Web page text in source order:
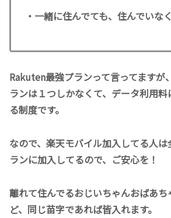
・一緒に住んでても、住んでいな
Rakuten最強プランって言ってますが
ランは１つしかなくて、データ利用
る制度です。
なので、楽天モバイル加入してる人
ランに加入してるので、ご安心を！
離れて住んでるおじいちゃんおばあ
ど、同じ苗字であれば皆入れます。